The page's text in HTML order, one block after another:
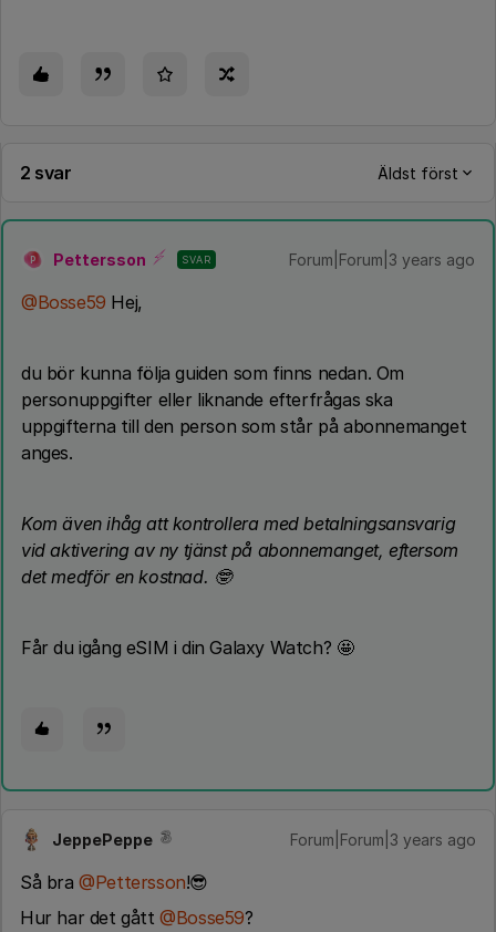
2 svar Äldst först
P Pettersson SVAR Forum|Forum|3 years ago
@Bosse59 Hej,
du bör kunna följa guiden som finns nedan. Om
personuppgifter eller liknande efterfrågas ska
uppgifterna till den person som står på abonnemanget
anges.
Kom även ihåg att kontrollera med betalningsansvarig
vid aktivering av ny tjänst på abonnemanget, eftersom
det medför en kostnad. 🤓
Får du igång eSIM i din Galaxy Watch? 🤩
JeppePeppe Forum|Forum|3 years ago
Så bra@Pettersson!😎
Hur har det gått@Bosse59?